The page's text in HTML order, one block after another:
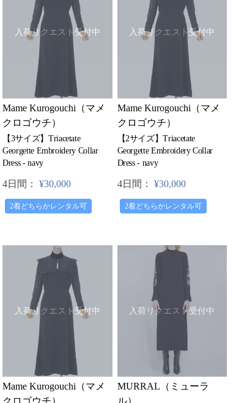
入荷リクエスト受付中
Mame Kurogouchi（マメ
クロゴウチ）
【3サイズ】Triacetate
Georgette Embroidery Collar
Dress - navy
4日間： ¥30,000
2着どちらかレンタル可
入荷リクエスト受付中
Mame Kurogouchi（マメ
クロゴウチ）
【2サイズ】Triacetate
Georgette Embroidery Collar
Dress - navy
4日間： ¥30,000
2着どちらかレンタル可
入荷リクエスト受付中
Mame Kurogouchi（マメ
入荷リクエスト受付中
MURRAL（ミューラ
ル）